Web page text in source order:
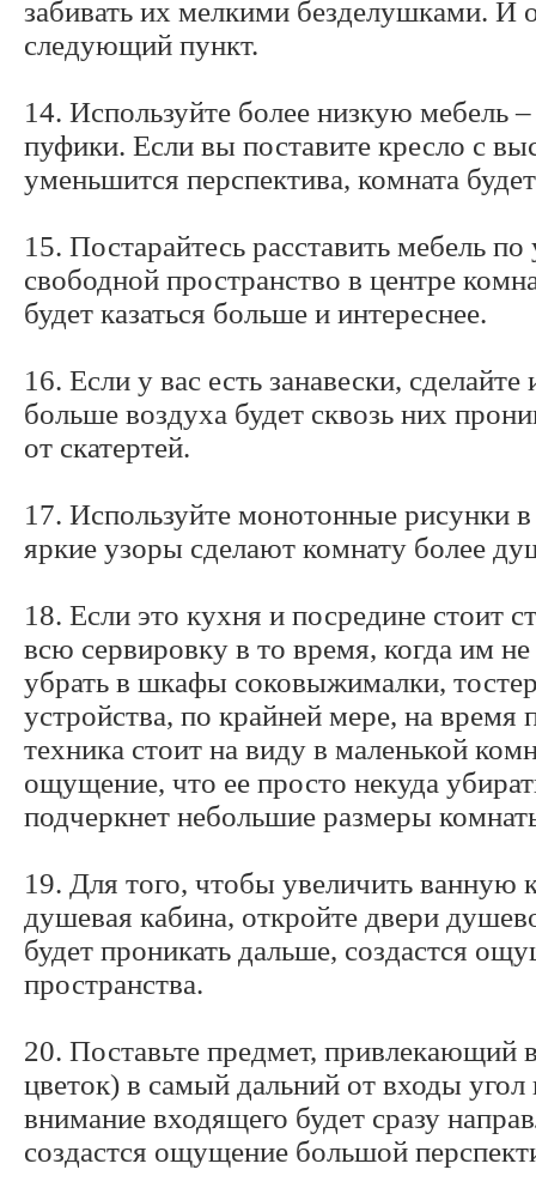
забивать их мелкими безделушками. И
следующий пункт.
14. Используйте более низкую мебель
пуфики. Если вы поставите кресло с
уменьшится перспектива, комната
15. Постарайтесь расставить мебель по
свободной пространство в центре
будет казаться больше и интереснее.
16. Если у вас есть занавески,
больше воздуха будет сквозь них
от скатертей.
17. Используйте монотонные рисунки
яркие узоры сделают комнату более
18. Если это кухня и посредине стоит
всю сервировку в то время, когда им не
убрать в шкафы соковыжималки,
устройства, по крайней мере, на время
техника стоит на виду в маленькой
ощущение, что ее просто некуда
подчеркнет небольшие размеры
19. Для того, чтобы увеличить ванную
душевая кабина, откройте двери
будет проникать дальше, создастся
пространства.
20. Поставьте предмет, привлекающий
цветок) в самый дальний от входы
внимание входящего будет сразу
создастся ощущение большой